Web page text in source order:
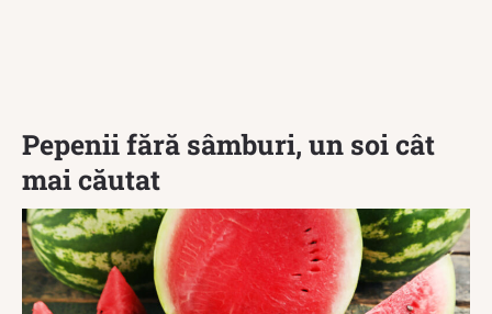
Pepenii fără sâmburi, un soi cât
mai căutat